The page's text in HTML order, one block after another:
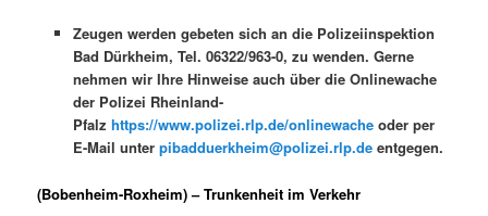
Zeugen werden gebeten sich an die Polizeiinspektion
Bad Dürkheim, Tel. 06322/963-0, zu wenden. Gerne
nehmen wir Ihre Hinweise auch über die Onlinewache
der Polizei Rheinland-
Pfalz https://www.polizei.rlp.de/onlinewacheoder per
E-Mail unter pibadduerkheim@polizei.rlp.deentgegen.
(Bobenheim-Roxheim) – Trunkenheit im Verkehr